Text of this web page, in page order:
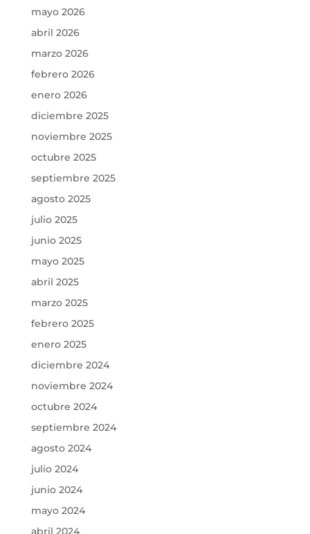
mayo 2026
abril 2026
marzo 2026
febrero 2026
enero 2026
diciembre 2025
noviembre 2025
octubre 2025
septiembre 2025
agosto 2025
julio 2025
junio 2025
mayo 2025
abril 2025
marzo 2025
febrero 2025
enero 2025
diciembre 2024
noviembre 2024
octubre 2024
septiembre 2024
agosto 2024
julio 2024
junio 2024
mayo 2024
abril 2024